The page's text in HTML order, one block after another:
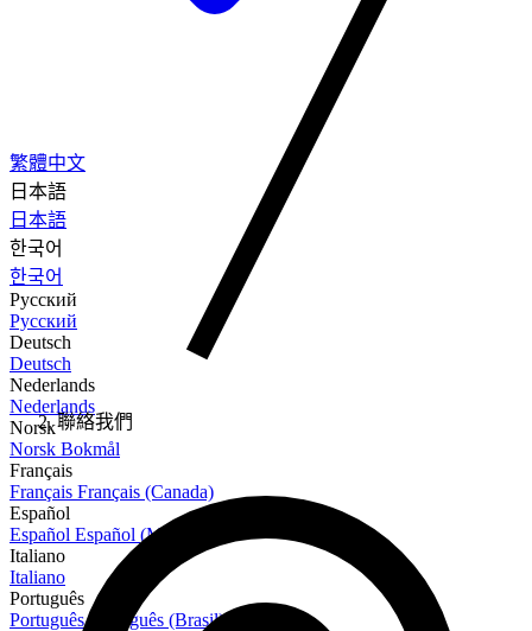
繁體中文
日本語
日本語
한국어
한국어
Русский
Русский
Deutsch
Deutsch
Nederlands
Nederlands
Norsk
Norsk Bokmål
Français
Français Français (Canada)
Español
Español Español (México)
Italiano
Italiano
Português
Português Português (Brasil)
聯絡我們